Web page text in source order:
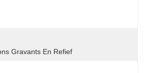
Gravants En Refief